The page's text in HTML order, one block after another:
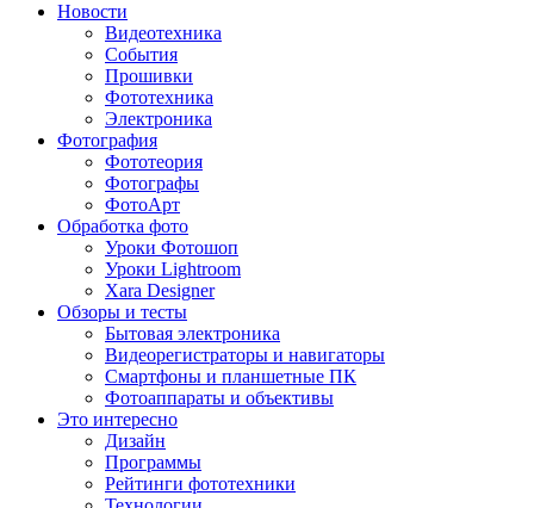
Новости
Видеотехника
События
Прошивки
Фототехника
Электроника
Фотография
Фототеория
Фотографы
ФотоАрт
Обработка фото
Уроки Фотошоп
Уроки Lightroom
Xara Designer
Обзоры и тесты
Бытовая электроника
Видеорегистраторы и навигаторы
Смартфоны и планшетные ПК
Фотоаппараты и объективы
Это интересно
Дизайн
Программы
Рейтинги фототехники